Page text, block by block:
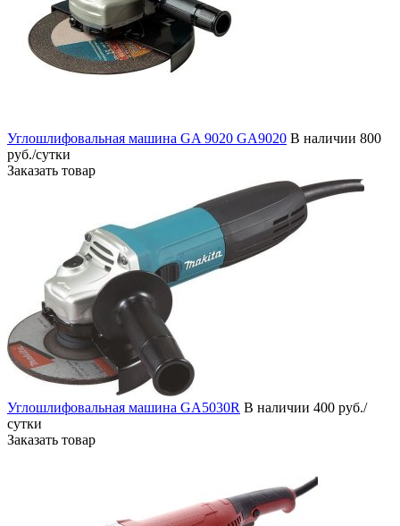
Углошлифовальная машина GA 9020 GA9020 В наличии 800
руб./сутки
Заказать товар
Углошлифовальная машина GA5030R В наличии 400 руб./
сутки
Заказать товар